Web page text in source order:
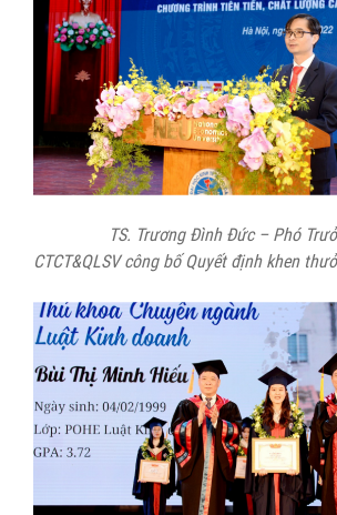
TS. Trương Đình Đức – Phó
CTCT&QLSV công bố Quyết định khen